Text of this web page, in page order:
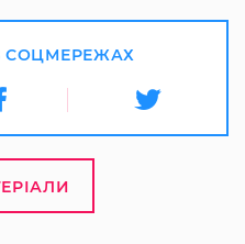
СОЦМЕРЕЖАХ